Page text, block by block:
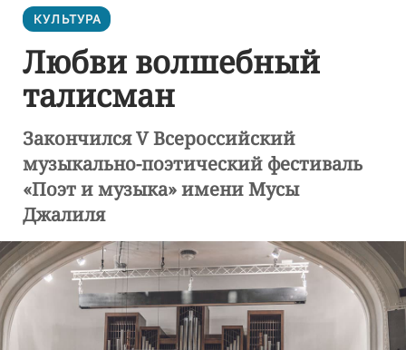
КУЛЬТУРА
Любви волшебный
талисман
Закончился V Всероссийский
музыкально-поэтический фестиваль
«Поэт и музыка» имени Мусы
Джалиля